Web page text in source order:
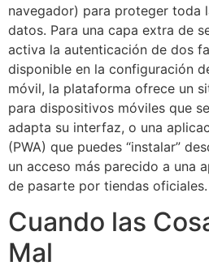
navegador) para proteger toda
datos. Para una capa extra de
activa la autenticación de dos
disponible en la configuración
móvil, la plataforma ofrece un
para dispositivos móviles que
adapta su interfaz, o una
(PWA) que puedes “instalar”
un acceso más parecido a una
de pasarte por tiendas oficiales.
Cuando las
Mal